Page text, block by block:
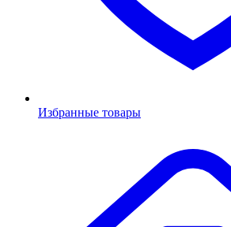
Избранные товары